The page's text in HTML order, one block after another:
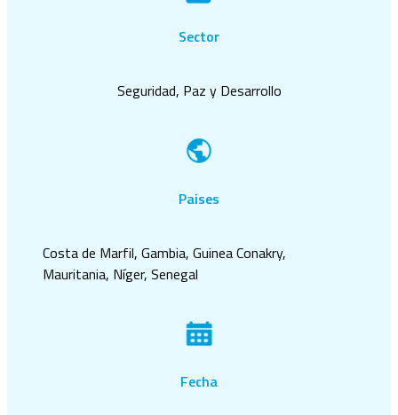
Sector
Seguridad, Paz y Desarrollo
Paises
Costa de Marfil, Gambia, Guinea Conakry,
Mauritania, Níger, Senegal
Fecha